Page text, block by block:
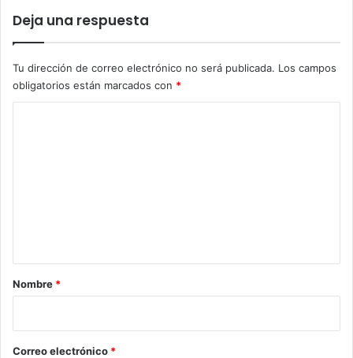
Deja una respuesta
Tu dirección de correo electrónico no será publicada. Los campos
obligatorios están marcados con *
r
*
Nombre *
Correo electrónico *